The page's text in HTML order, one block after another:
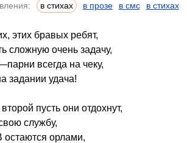
в стихах в прозе в смс в стихах
этих бравых ребят,
сложную очень задачу,
всегда на чеку,
задании удача!
пусть они отдохнут,
службу,
остаются орлами,